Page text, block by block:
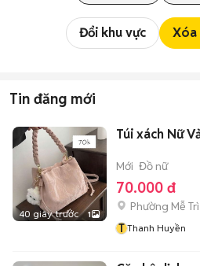
Đổi khu vực Xóa
Tin đăng mới
40 giây trước 1
Túi xách Nữ
Mới Đồ nữ
70.000 đ
Phường Mễ Trì
T Thanh Huyền